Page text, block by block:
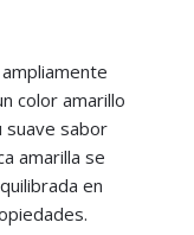
color amarillo
suave sabor
amarilla se
en